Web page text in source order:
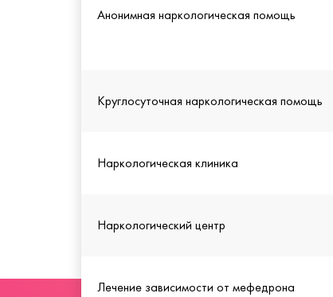
Анонимная наркологическая помощь
Круглосуточная наркологическая помощь
Наркологическая клиника
Наркологический центр
Лечение зависимости от мефедрона